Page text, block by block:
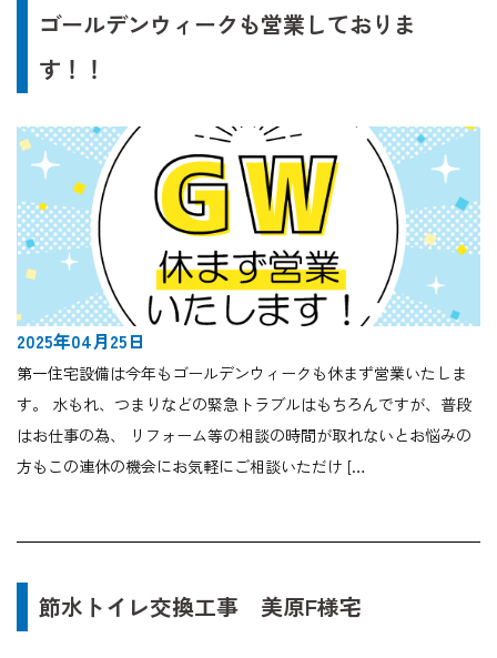
ゴールデンウィークも営業しておりま
す！！
2025年04月25日
第一住宅設備は今年もゴールデンウィークも休まず営業いたしま
す。 水もれ、つまりなどの緊急トラブルはもちろんですが、普段
はお仕事の為、 リフォーム等の相談の時間が取れないとお悩みの
方もこの連休の機会にお気軽にご相談いただけ […
節水トイレ交換工事 美原F様宅